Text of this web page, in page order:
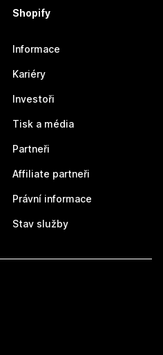
Shopify
Informace
Kariéry
Investoři
Tisk a média
Partneři
Affiliate partneři
Právní informace
Stav služby